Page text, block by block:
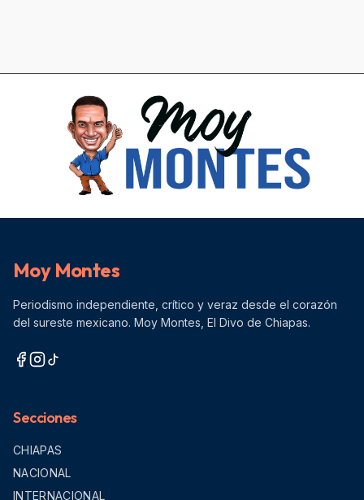
Moy Montes
Periodismo independiente, crítico y veraz desde el corazón
del sureste mexicano. Moy Montes, El Divo de Chiapas.
Secciones
CHIAPAS
NACIONAL
INTERNACIONAL